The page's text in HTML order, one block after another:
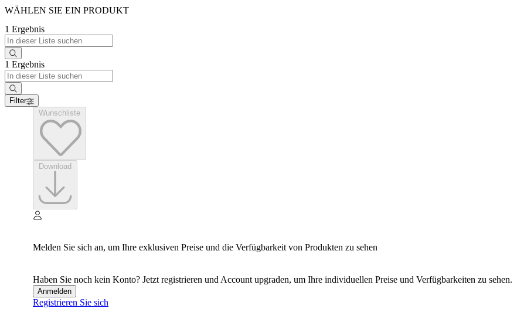
WÄHLEN SIE EIN PRODUKT
1 Ergebnis
1 Ergebnis
Filter
Melden Sie sich an, um Ihre exklusiven Preise und die Verfügbarkeit von Produkten zu sehen
Haben Sie noch kein Konto? Jetzt registrieren und Account upgraden, um Ihre individuellen Preise und Verfügbarkeiten zu sehen.
Anmelden
Registrieren Sie sich